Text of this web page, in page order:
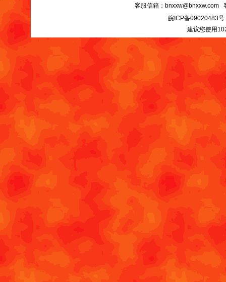
客服信箱：bnxxw@bnxxw.com
皖ICP备09020483号
建议您使用